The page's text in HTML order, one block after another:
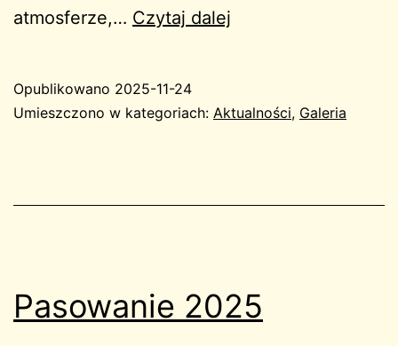
atmosferze,… Czytaj dalej
Opublikowano 2025-11-24
Umieszczono w kategoriach: Aktualności, Galeria
Pasowanie 2025